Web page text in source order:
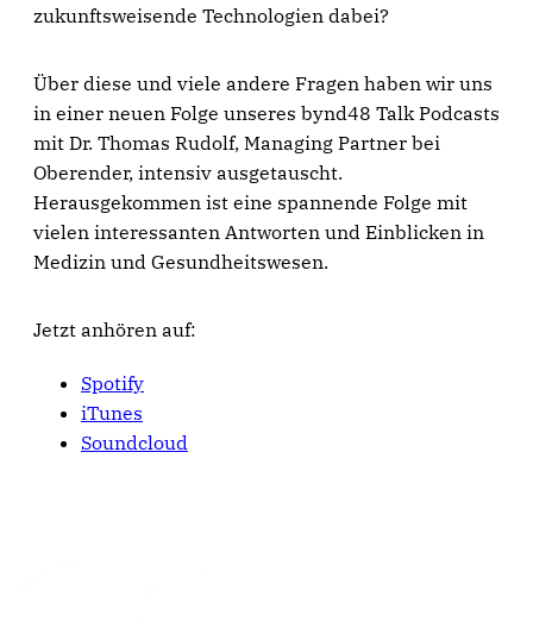
zukunftsweisende Technologien dabei?
Über diese und viele andere Fragen haben wir uns
in einer neuen Folge unseres bynd48 Talk Podcasts
mit Dr. Thomas Rudolf, Managing Partner bei
Oberender, intensiv ausgetauscht.
Herausgekommen ist eine spannende Folge mit
vielen interessanten Antworten und Einblicken in
Medizin und Gesundheitswesen.
Jetzt anhören auf:
Spotify
iTunes
Soundcloud